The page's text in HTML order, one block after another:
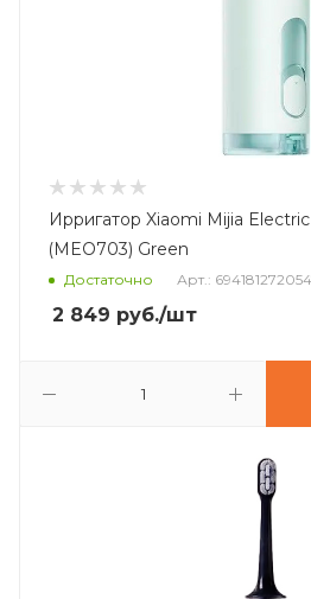
Ирригатор Xiaomi Mijia
(MEO703) Green
Достаточно Арт.:
2 849 руб./шт